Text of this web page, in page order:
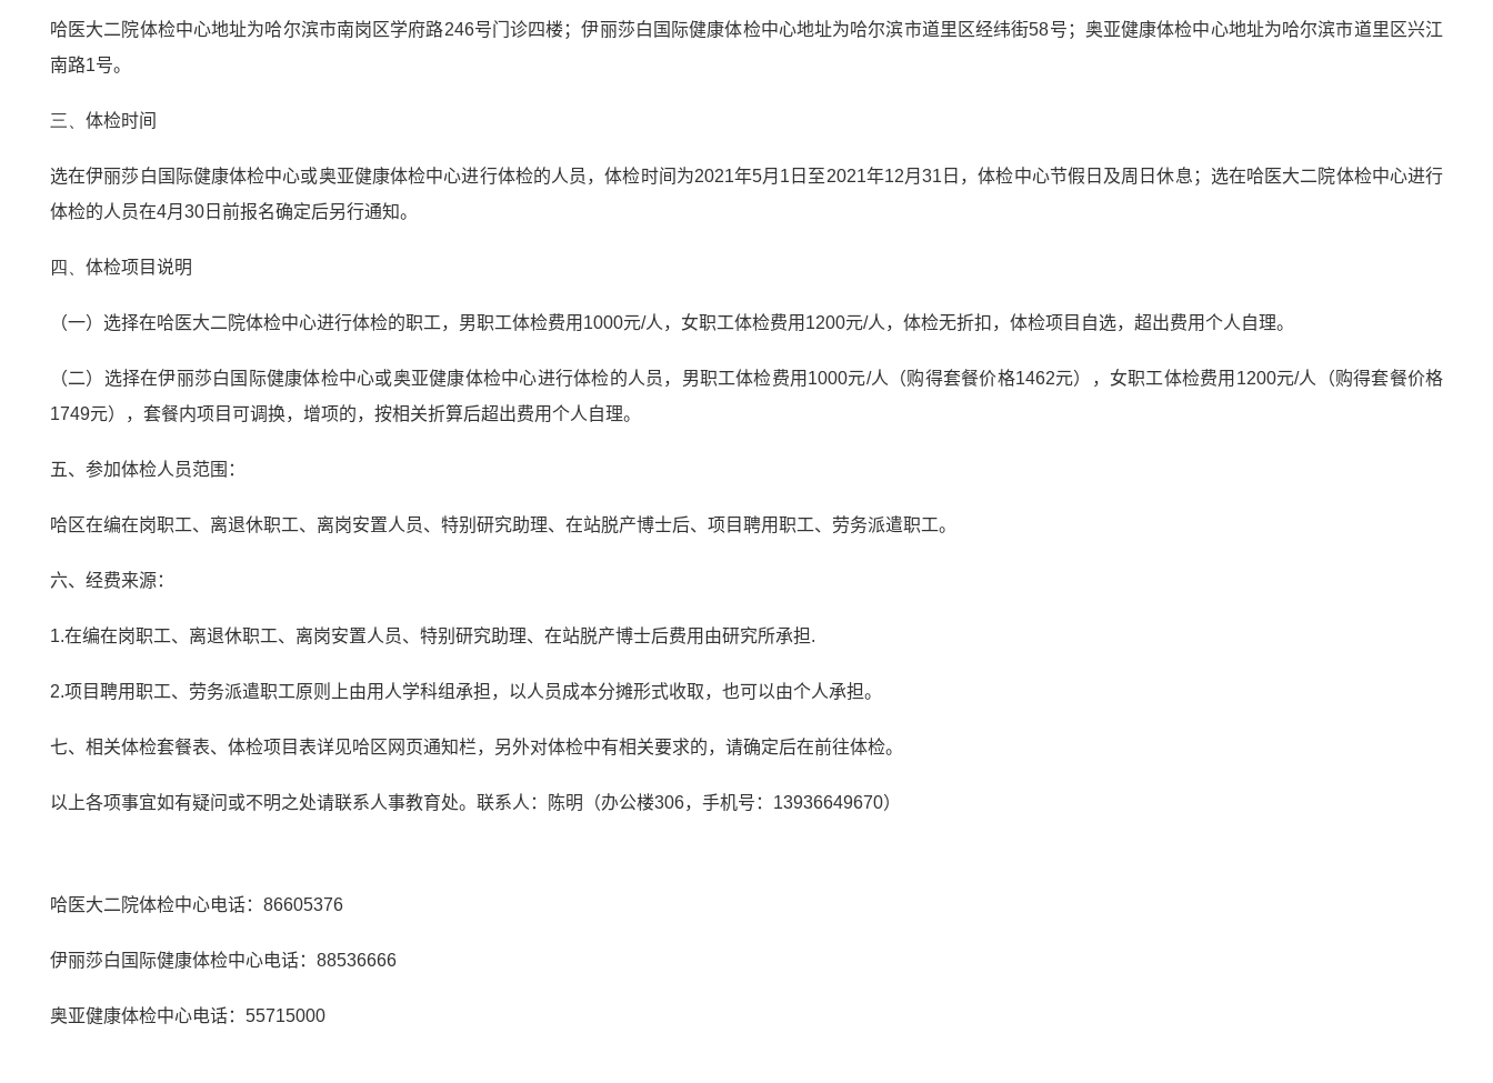
哈医大二院体检中心地址为哈尔滨市南岗区学府路246号门诊四楼；伊丽莎白国际健康体检中心地址为哈尔滨市道里区经纬街58号；奥亚健康体检中心地址为哈尔滨市道里区兴江
南路1号。
三、 体检时间
选在伊丽莎白国际健康体检中心或奥亚健康体检中心进行体检的人员，体检时间为2021年5月 1 日至2021年12月31 日，体检中心节假日及周日休息；选在哈医大二院体检中心进行
体检的人员在4月 30 日前报名确定后另行通知。
四、 体检项目说明
（一）选择在哈医大二院体检中心进行体检的职工，男职工体检费用 1000元/人，女职工体检费用 1200元/人，体检无折扣，体检项目自选，超出费用个人自理。
（二）选择在伊丽莎白国际健康体检中心或奥亚健康体检中心进行体检的人员，男职工体检费用 1000元/人（购得套餐价格1462元），女职工体检费用 1200元/人（购得套餐价格
1749元），套餐内项目可调换，增项的，按相关折算后超出费用个人自理。
五、 参加体检人员范围：
哈区在编在岗职工、离退休职工、离岗安置人员、特别研究助理、在站脱产博士后、项目聘用职工、劳务派遣职工。
六、经费来源：
1.在编在岗职工、离退休职工、离岗安置人员、特别研究助理、在站脱产博士后费用由研究所承担.
2.项目聘用职工、劳务派遣职工原则上由用人学科组承担，以人员成本分摊形式收取，也可以由个人承担。
七、相关体检套餐表、体检项目表详见哈区网页通知栏，另外对体检中有相关要求的，请确定后在前往体检。
以上各项事宜如有疑问或不明之处请联系人事教育处。联系人：陈明（办公楼306，手机号： 13936649670）
哈医大二院体检中心电话： 86605376
伊丽莎白国际健康体检中心电话： 88536666
奥亚健康体检中心电话： 55715000